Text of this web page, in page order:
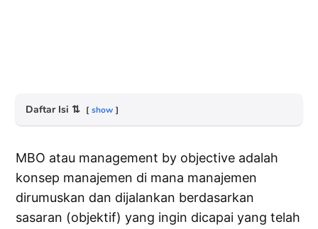
Daftar Isi ⇅ show
MBO atau management by objective adalah
konsep manajemen di mana manajemen
dirumuskan dan dijalankan berdasarkan
sasaran (objektif) yang ingin dicapai yang telah